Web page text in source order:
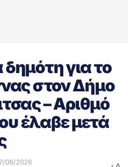
για το
στον Δήμο
– Αριθμό
έλαβε μετά
06/2026